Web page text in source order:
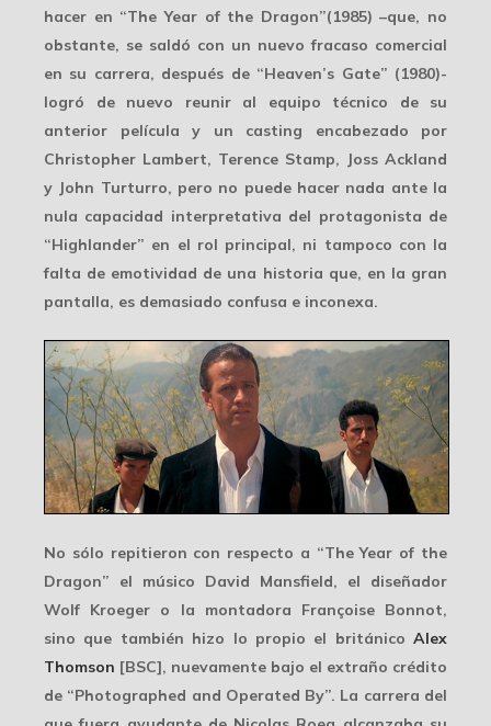
hacer en “The Year of the Dragon”(1985) –que, no
obstante, se saldó con un nuevo fracaso comercial
en su carrera, después de “Heaven’s Gate” (1980)-
logró de nuevo reunir al equipo técnico de su
anterior película y un casting encabezado por
Christopher Lambert, Terence Stamp, Joss Ackland
y John Turturro, pero no puede hacer nada ante la
nula capacidad interpretativa del protagonista de
“Highlander” en el rol principal, ni tampoco con la
falta de emotividad de una historia que, en la gran
pantalla, es demasiado confusa e inconexa.
No sólo repitieron con respecto a “The Year of the
Dragon” el músico David Mansfield, el diseñador
Wolf Kroeger o la montadora Françoise Bonnot,
sino que también hizo lo propio el británico Alex
Thomson [BSC], nuevamente bajo el extraño crédito
de “Photographed and Operated By”. La carrera del